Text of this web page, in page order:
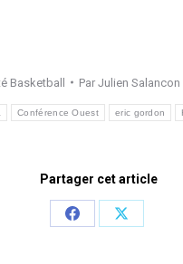
Basketball Par Julien Salancon
Conférence Ouest eric gordon
Partager cet article
Share
Share